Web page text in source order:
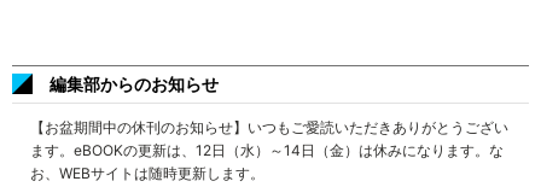
編集部からのお知らせ
【お盆期間中の休刊のお知らせ】いつもご愛読いただきありがとうござい
ます。eBOOKの更新は、12日（水）～14日（金）は休みになります。な
お、WEBサイトは随時更新します。